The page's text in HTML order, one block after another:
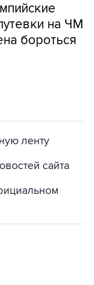
на ЧМ
бороться
ленту
сайта